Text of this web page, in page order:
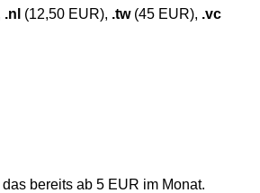
.nl (12,50 EUR), .tw(45 EUR), .vc
bereits ab 5 EUR im Monat.